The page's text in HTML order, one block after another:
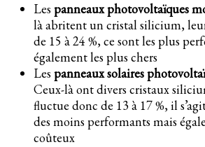
Les panneaux photovoltaïques
là abritent un cristal silicium,
de 15 à 24 %, ce sont les plus
également les plus chers
Les panneaux solaires
Ceux-là ont divers cristaux
fluctue donc de 13 à 17 %, il
des moins performants mais
coûteux